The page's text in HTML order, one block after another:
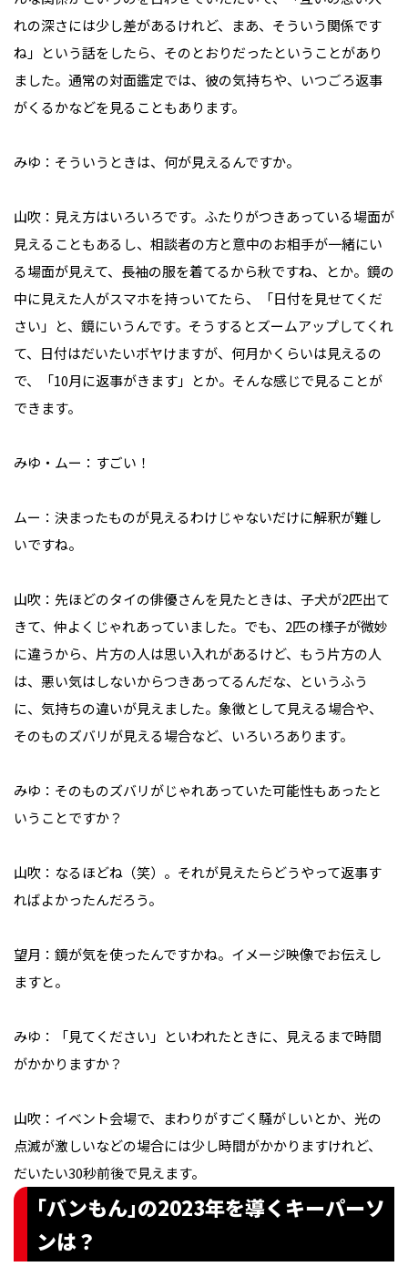
れの深さには少し差があるけれど、まあ、そういう関係です
ね」という話をしたら、そのとおりだったということがあり
ました。通常の対面鑑定では、彼の気持ちや、いつごろ返事
がくるかなどを見ることもあります。
みゆ：そういうときは、何が見えるんですか。
山吹：見え方はいろいろです。ふたりがつきあっている場面が
見えることもあるし、相談者の方と意中のお相手が一緒にい
る場面が見えて、長袖の服を着てるから秋ですね、とか。鏡の
中に見えた人がスマホを持っいてたら、「日付を見せてくだ
さい」と、鏡にいうんです。そうするとズームアップしてくれ
て、日付はだいたいボヤけますが、何月かくらいは見えるの
で、「10月に返事がきます」とか。そんな感じで見ることが
できます。
みゆ・ムー：すごい！
ムー：決まったものが見えるわけじゃないだけに解釈が難し
いですね。
山吹：先ほどのタイの俳優さんを見たときは、子犬が2匹出て
きて、仲よくじゃれあっていました。でも、2匹の様子が微妙
に違うから、片方の人は思い入れがあるけど、もう片方の人
は、悪い気はしないからつきあってるんだな、というふう
に、気持ちの違いが見えました。象徴として見える場合や、
そのものズバリが見える場合など、いろいろあります。
みゆ：そのものズバリがじゃれあっていた可能性もあったと
いうことですか？
山吹：なるほどね（笑）。それが見えたらどうやって返事す
ればよかったんだろう。
望月：鏡が気を使ったんですかね。イメージ映像でお伝えし
ますと。
みゆ：「見てください」といわれたときに、見えるまで時間
がかかりますか？
山吹：イベント会場で、まわりがすごく騒がしいとか、光の
点滅が激しいなどの場合には少し時間がかかりますけれど、
｢バンもん｣の2023年を導くキーパーソ
ンは？